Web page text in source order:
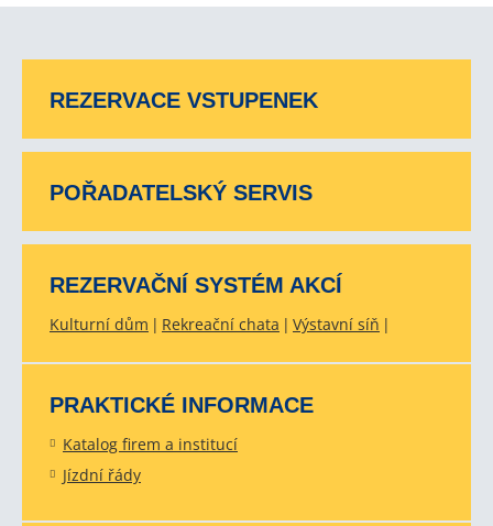
REZERVACE VSTUPENEK
POŘADATELSKÝ SERVIS
REZERVAČNÍ SYSTÉM AKCÍ
Kulturní dům Rekreační chata Výstavní síň
PRAKTICKÉ INFORMACE
Katalog firem a institucí
Jízdní řády